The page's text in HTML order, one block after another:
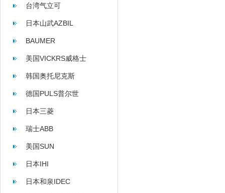
台湾气立可
日本山武AZBIL
BAUMER
美国VICKRS威格士
韩国奥托尼克斯
AUTONICS
德国PULS普尔世
日本三菱
瑞士ABB
美国SUN
日本IHI
日本和泉IDEC